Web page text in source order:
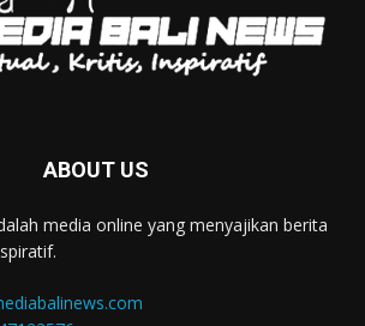
Penyebab Kebakaran Pasar Lelateng,
Polda Bali Terjunkan Tim Labfor
02:57
OC, Mobil Hantam Pos Polisi di Melaya
Melaya Antusias Sambut Kedatangan
ABOUT US
media online yang menyajikan berita